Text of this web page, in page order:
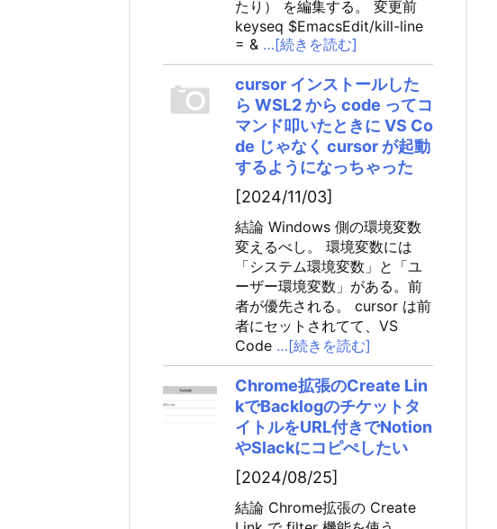
たり） を編集する。 変更前
keyseq $EmacsEdit/kill-line
= & …[続きを読む]
cursor インストールした
ら WSL2 から code ってコ
マンド叩いたときに VS Co
de じゃなく cursor が起動
するようになっちゃった
[2024/11/03]
結論 Windows 側の環境変数
変えるべし。 環境変数には
「システム環境変数」と「ユ
ーザー環境変数」がある。前
者が優先される。 cursor は前
者にセットされてて、VS
Code …[続きを読む]
Chrome拡張のCreate Lin
kでBacklogのチケットタ
イトルをURL付きでNotion
やSlackにコピぺしたい
[2024/08/25]
結論 Chrome拡張の Create